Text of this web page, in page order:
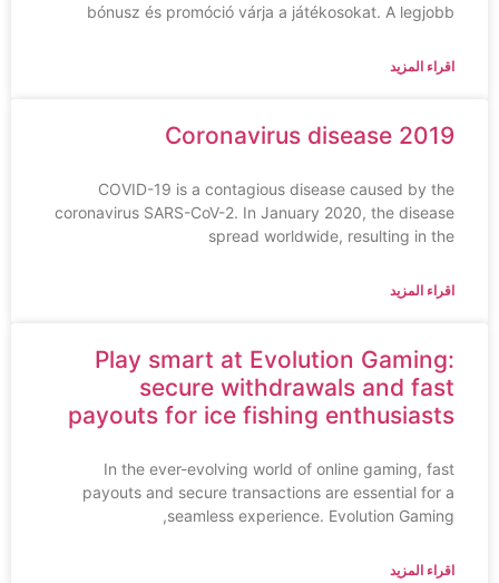
bónusz és promóció várja a játékosokat. A legjobb
اقراء المزيد
Coronavirus disease 2019
COVID-19 is a contagious disease caused by the
coronavirus SARS-CoV-2. In January 2020, the disease
spread worldwide, resulting in the
اقراء المزيد
Play smart at Evolution Gaming:
secure withdrawals and fast
payouts for ice fishing enthusiasts
In the ever-evolving world of online gaming, fast
payouts and secure transactions are essential for a
seamless experience. Evolution Gaming,
اقراء المزيد